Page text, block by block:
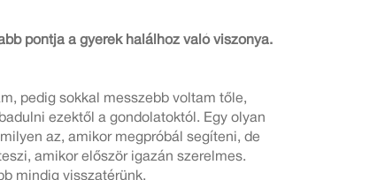
pontja a gyerek halálhoz való viszonya.
pedig sokkal messzebb voltam tőle,
ezektől a gondolatoktól. Egy olyan
az, amikor megpróbál segíteni, de
amikor először igazán szerelmes.
mindig visszatérünk.